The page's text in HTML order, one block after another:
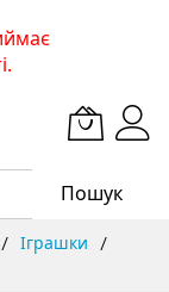
Пошук
Іграшки